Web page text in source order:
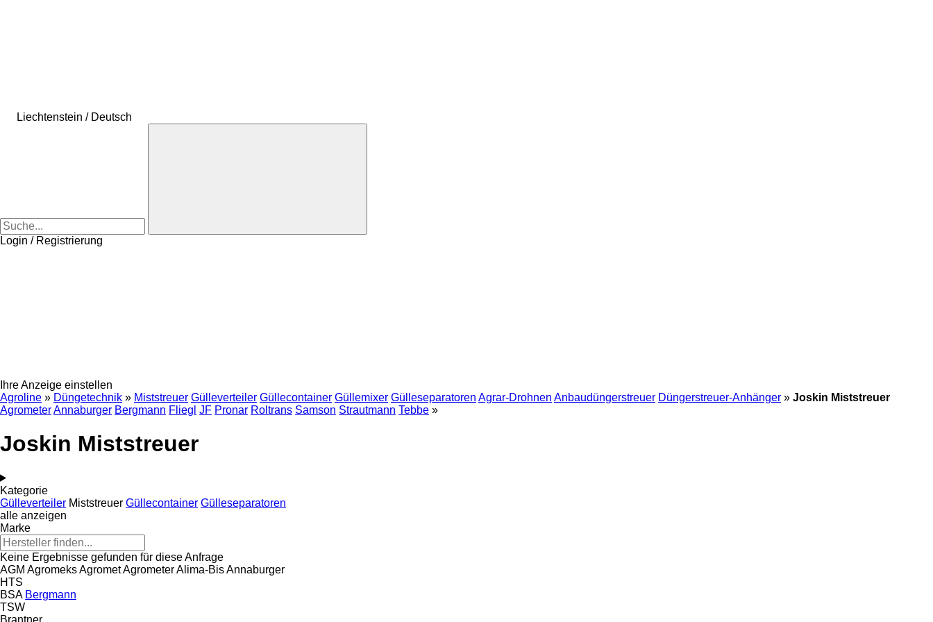
Liechtenstein / Deutsch
Login / Registrierung
Ihre Anzeige einstellen
Agroline » Düngetechnik » Miststreuer Gülleverteiler Güllecontainer Güllemixer Gülleseparatoren Agrar-Drohnen Anbaudüngerstreuer Düngerstreuer-Anhänger » Joskin Miststreuer
AgrometerAnnaburger Bergmann Fliegl JF Pronar Roltrans Samson Strautmann Tebbe »
Joskin Miststreuer
Kategorie
Gülleverteiler Miststreuer Güllecontainer Gülleseparatoren
alle anzeigen
Marke
Keine Ergebnisse gefunden für diese Anfrage
AGM AgromeksAgrometAgrometerAlima-BisAnnaburger
HTS
BSA Bergmann
TSW
Brantner